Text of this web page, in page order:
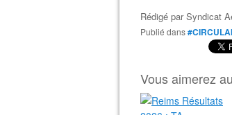
Rédigé parSyndicat
Publié dans
Vous aimerez